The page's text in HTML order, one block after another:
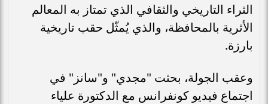
الثراء التاريخي والثقافي الذي تمتاز به المعالم
الأثرية بالمحافظة، والذي يُمثّل حقب تاريخية
بارزة.
وعقب الجولة، بحثت "مجدي" و"سانز" في
اجتماع فيديو كونفرانس مع الدكتورة علياء